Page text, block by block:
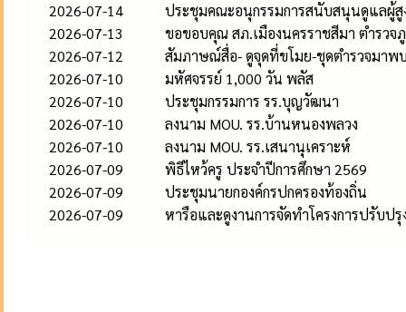
2026-07-14
ประชุมคณะอนุกรรมการสนับสนุนดูแลผู้สู
2026-07-13
ขอขอบคุณ สภ.เมืองนครราชสีมา ตำรวจ
2026-07-12
สัมภาษณ์สื่อ- ดูจุดที่ขโมย-ชุดตำรวจมาพ
2026-07-10
มหัศจรรย์ 1,000 วัน พลัส
2026-07-10
ประชุมกรรมการ รร.บุญวัฒนา
2026-07-10
ลงนาม MOU. รร.บ้านหนองพลวง
2026-07-10
ลงนาม MOU. รร.เสนานุเคราะห์
2026-07-09
พิธีไหว้ครู ประจำปีการศึกษา 2569
2026-07-09
ประชุมนายกองค์กรปกครองท้องถิ่น
2026-07-09
หารือและดูงานการจัดทำโครงการปรับป